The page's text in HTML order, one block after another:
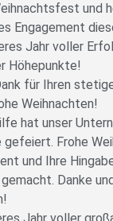
und
Engagement
Jahr voller
Höhepunkte!
für Ihren
Weihnachten!
hat unser
Frohe
und Ihre
Danke